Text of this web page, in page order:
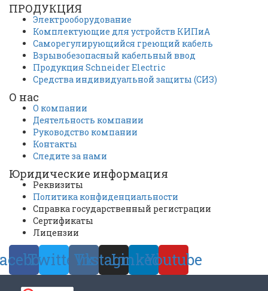
ПРОДУКЦИЯ
Электрооборудование
Комплектующие для устройств КИПиА
Саморегулирующийся греющий кабель
Взрывобезопасный кабельный ввод
Продукция Schneider Electric
Средства индивидуальной защиты (СИЗ)
О нас
О компании
Деятельность компании
Руководство компании
Контакты
Следите за нами
Юридические информация
Реквизиты
Политика конфиденциальности
Справка государственный регистрации
Сертификаты
Лицензии
TwitterVk
Instagram
Linkedin
Youtube